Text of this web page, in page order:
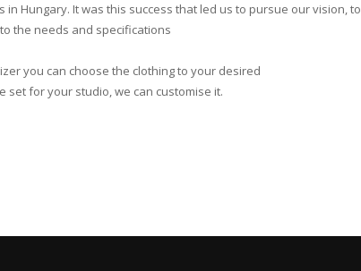
Hungary. It was this success that led us to pursue our vision, to
the needs and specifications
you can choose the clothing to your desired
set for your studio, we can customise it.